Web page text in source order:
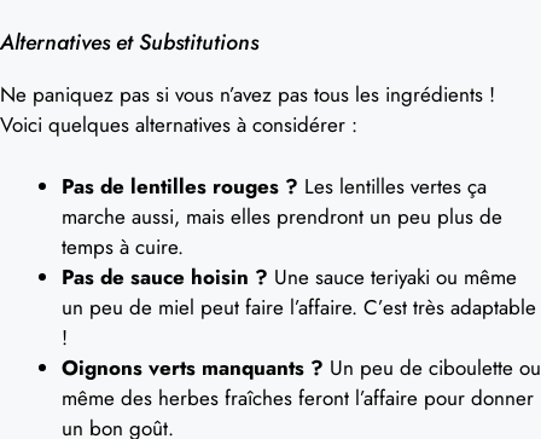
Alternatives et Substitutions
Ne paniquez pas si vous n’avez pas tous les ingrédients !
Voici quelques alternatives à considérer :
Pas de lentilles rouges ? Les lentilles vertes ça
marche aussi, mais elles prendront un peu plus de
temps à cuire.
Pas de sauce hoisin ? Une sauce teriyaki ou même
un peu de miel peut faire l’affaire. C’est très adaptable
!
Oignons verts manquants ? Un peu de ciboulette ou
même des herbes fraîches feront l’affaire pour donner
un bon goût.